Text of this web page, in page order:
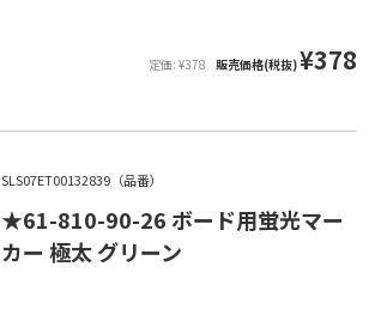
定価: ¥378 販売価格(税抜)¥378
SLS07ET00132839（品番）
★61-810-90-26 ボード用蛍光マー
カー 極太 グリーン